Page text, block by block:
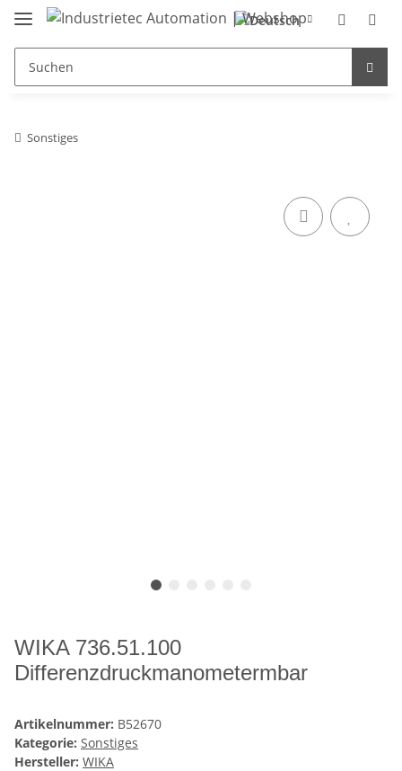
Sonstiges
WIKA 736.51.100
Differenzdruckmanometermbar
Artikelnummer: B52670
Kategorie: Sonstiges
Hersteller: WIKA